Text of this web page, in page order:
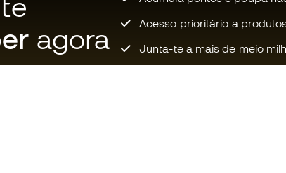
agora
Acesso prioritário a
Junta-te a mais de meio